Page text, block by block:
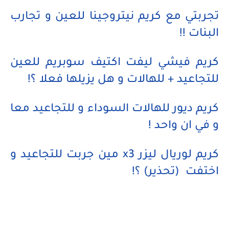
تجربتي مع كريم نيتروجينا للعين و تجارب
البنات !!
كريم فيشي ليفت اكتيف سوبريم للعين
للتجاعيد + للهالات و هل يزيلها فعلا ؟!
كريم ديور للهالات السوداء و للتجاعيد معا
و في ان واحد !
كريم لوريال ليزر x3 مين جربت للتجاعيد و
اختفت (تحذير) ؟!